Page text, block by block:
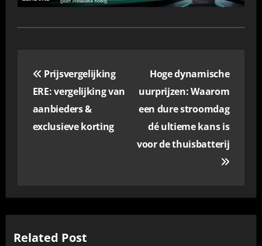
navigatie
Prijsvergelijking
ERE: vergelijking van
aanbieders &
exclusieve korting
Hoge dynamische
uurprijzen: Waarom
een dure stroomdag
dé ultieme kans is
voor de thuisbatterij
Related Post